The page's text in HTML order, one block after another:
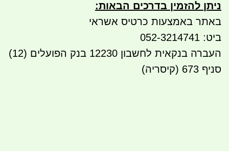
ניתן להזמין בדרכים הבאות:
באתר באמצעות כרטיס אשראי
ביט: 052-3214741
העברה בנקאית לחשבון 12230 בנק הפועלים (12)
סניף 673 (קיסריה)